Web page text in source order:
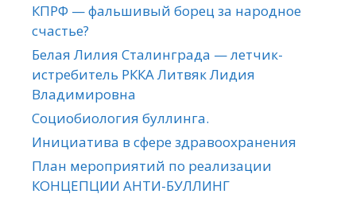
КПРФ — фальшивый борец за народное
счастье?
Белая Лилия Сталинграда — летчик-
истребитель РККА Литвяк Лидия
Владимировна
Социобиология буллинга.
Инициатива в сфере здравоохранения
План мероприятий по реализации
КОНЦЕПЦИИ АНТИ-БУЛЛИНГ